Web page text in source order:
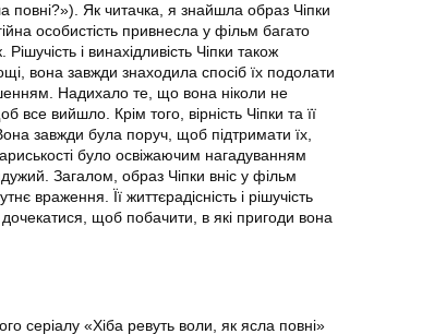
повні?»). Як читачка, я знайшла образ Чіпки
особистість привнесла у фільм багато
і винахідливість Чіпки також
вона завжди знаходила спосіб їх подолати
Надихало те, що вона ніколи не
все вийшло. Крім того, вірність Чіпки та її
завжди була поруч, щоб підтримати їх,
було освіжаючим нагадуванням
Загалом, образ Чіпки вніс у фільм
враження. Її життєрадісність і рішучість
щоб побачити, в які пригоди вона
серіалу «Хіба ревуть воли, як ясла повні»